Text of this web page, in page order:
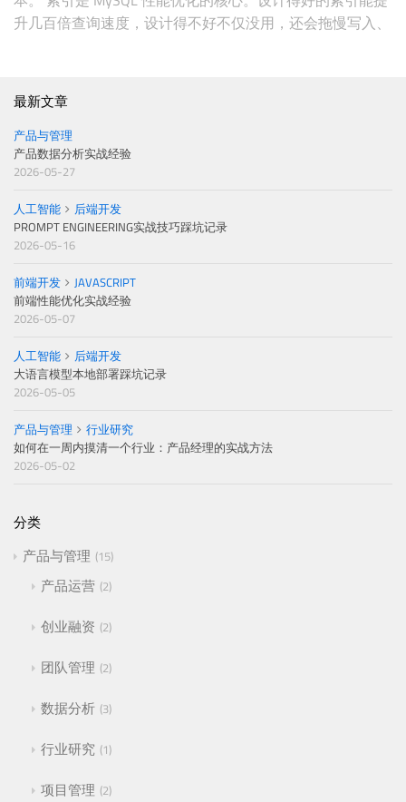
升几百倍查询速度，设计得不好不仅没用，还会拖慢写入、
引123456789101112131415161
最新文章
产品与管理
产品数据分析实战经验
2026-05-27
人工智能
后端开发
PROMPT ENGINEERING实战技巧踩坑记录
2026-05-16
前端开发
JAVASCRIPT
前端性能优化实战经验
2026-05-07
人工智能
后端开发
大语言模型本地部署踩坑记录
2026-05-05
产品与管理
行业研究
如何在一周内摸清一个行业：产品经理的实战方法
2026-05-02
分类
产品与管理 15
产品运营 2
创业融资 2
团队管理 2
数据分析 3
行业研究 1
项目管理 2